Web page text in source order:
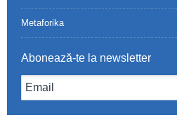
Metaforika
Abonează-te la newsletter